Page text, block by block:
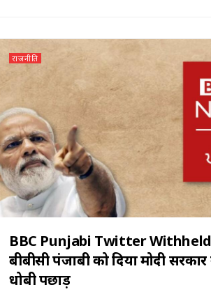
राजनीति
BBC Punjabi Twitter
बीबीसी पंजाबी को दिया मोदी
धोबी पछाड़